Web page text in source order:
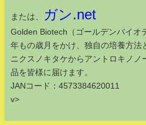
または、 ガン.net
Golden Biotech（ゴールデンバイオ
年もの歳月をかけ、独自の培養方法
ニクスノキタケからアントロキノノ
品を皆様に届けます。
JANコード：4573384620011
v>